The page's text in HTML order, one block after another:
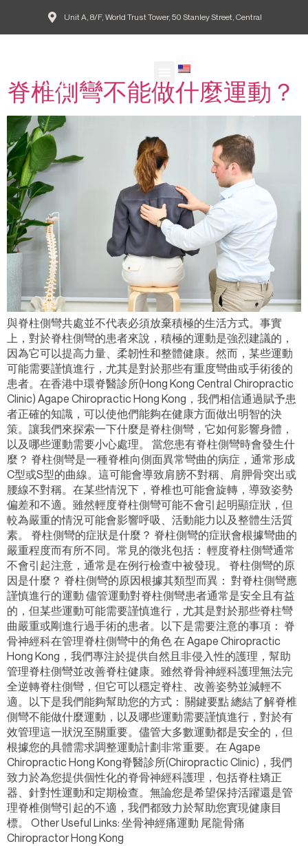
Unit A, 8/F, World Trust Tower, 50 Stanley Street, Central
脊椎側彎不能做什麼運動？
與脊柱側彎共處並不代表必須放棄積極的生活方式。事實
上，對於脊柱側彎的患者來說，積極的運動是強烈建議的，
因為它可以提高力量、柔韌性和整體健康。然而，某些運動
可能需要謹慎進行，尤其是對於那些有重度彎曲或手術後的
患者。在香港中環脊醫診所(Hong Kong Central Chiropractic
Clinic) Agape Chiropractic Hong Kong，我們相信通過賦予患
者正確的知識，可以使他們能夠在健康方面做出明智的決
策。讓我們來探索一下什麼是脊柱側彎，它如何影響身體，
以及哪些運動需要小心處理。 當您患有脊柱側彎時會發生什
麼？ 脊柱側彎是一種脊椎向側面異常彎曲的病症，通常形成
C型或S型的曲線。這可能會導致肩膀不對稱、肩胛骨突出或
腰線不對稱。在某些情況下，脊椎也可能會旋轉，導致姿勢
偏差和不適。雖然輕度脊柱側彎可能不會引起明顯症狀，但
較為嚴重的情況可能會影響呼吸、活動能力以及整體生活質
素。 脊柱側彎的症狀是什麼？ 脊柱側彎的症狀會根據彎曲的
嚴重程度而有所不同。常見的徵兆包括： 輕度脊柱側彎通常
不會引起注意，通常是在例行檢查中被發現。 脊柱側彎的原
因是什麼？ 脊柱側彎的原因根據其類型而異： 對脊柱側彎應
謹慎進行的運動 儘管運動對脊柱側彎患者通常是安全且有益
的，但某些運動可能需要謹慎進行，尤其是對於那些脊柱彎
曲嚴重或剛進行過手術的患者。以下是需要注意的事項： 脊
骨神經科在管理脊柱側彎中的角色 在 Agape Chiropractic
Hong Kong，我們專注於提供自然且非侵入性的護理，幫助
管理脊柱側彎並改善脊柱健康。雖然脊骨神經科護理無法完
全逆轉脊柱側彎，但它可以穩定脊柱、改善姿勢並減輕不
適。以下是我們能夠幫助您的方式： 關鍵要點 總結了解脊椎
側彎不能做什麼運動，以及哪些運動需要謹慎進行，對於有
效管理這一狀況至關重要。儘管大多數運動都是安全的，但
根據您的具體需求調整運動計劃非常重要。在 Agape
Chiropractic Hong Kong脊醫診所(Chiropractic Clinic)，我們
致力於為您提供個性化的脊骨神經科護理，包括脊柱矯正
器、針對性運動和定期檢查。無論您是希望保持活躍還是管
理脊椎側彎引起的不適，我們都致力於幫助您實現健康目
標。 Other Useful Links: 坐骨神經痛運動 尾龍骨痛
Chiropractor Hong Kong